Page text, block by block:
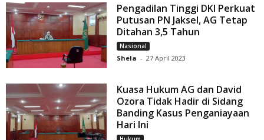
Pengadilan Tinggi DKI Perkuat
Putusan PN Jaksel, AG Tetap
Ditahan 3,5 Tahun
Nasional
Shela - 27 April 2023
Kuasa Hukum AG dan David
Ozora Tidak Hadir di Sidang
Banding Kasus Penganiayaan
Hari Ini